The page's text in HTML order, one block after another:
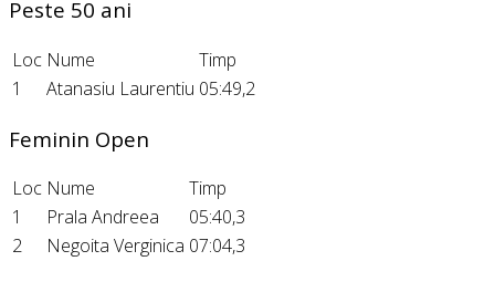
Peste 50 ani
Loc Nume
Timp
1
Atanasiu Laurentiu 05:49,2
Feminin Open
Loc Nume
Timp
1
Prala Andreea
05:40,3
2
Negoita Verginica 07:04,3